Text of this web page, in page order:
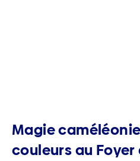
Magie
couleurs au Foyer